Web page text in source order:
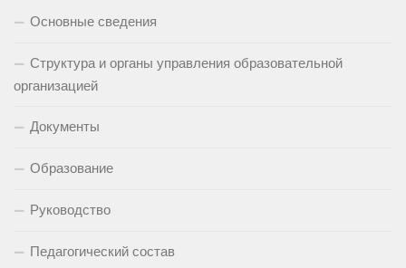
Основные сведения
Структура и органы управления образовательной
организацией
Документы
Образование
Руководство
Педагогический состав